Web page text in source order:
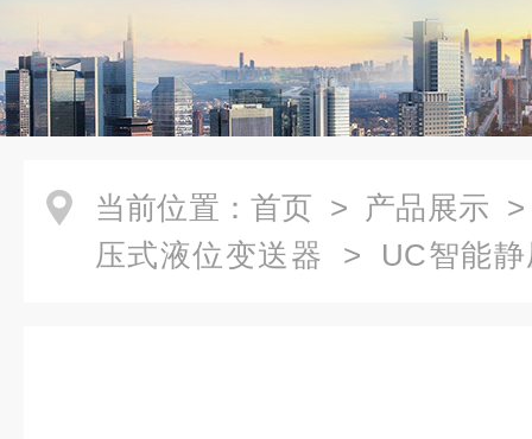
当前位置： 首页 > 产品展示
压式液位变送器 > UC智能静